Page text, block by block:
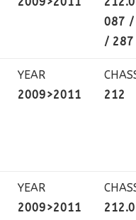
087 /
/ 287
YEAR
2009>2011
212
YEAR
2009>2011